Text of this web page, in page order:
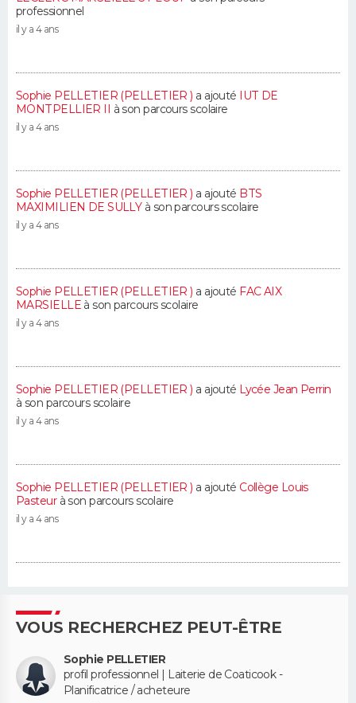
professionnel
il y a 4 ans
Sophie PELLETIER (PELLETIER ) a ajouté IUT DE
MONTPELLIER II à son parcours scolaire
il y a 4 ans
Sophie PELLETIER (PELLETIER ) a ajouté BTS
MAXIMILIEN DE SULLYà son parcours scolaire
il y a 4 ans
Sophie PELLETIER (PELLETIER ) a ajouté FAC AIX
MARSIELLEà son parcours scolaire
il y a 4 ans
Sophie PELLETIER (PELLETIER ) a ajouté Lycée Jean Perrin
à son parcours scolaire
il y a 4 ans
Sophie PELLETIER (PELLETIER ) a ajouté Collège Louis
Pasteurà son parcours scolaire
il y a 4 ans
VOUS RECHERCHEZ PEUT-ÊTRE
Sophie PELLETIER
profil professionnel | Laiterie de Coaticook -
Planificatrice / acheteure